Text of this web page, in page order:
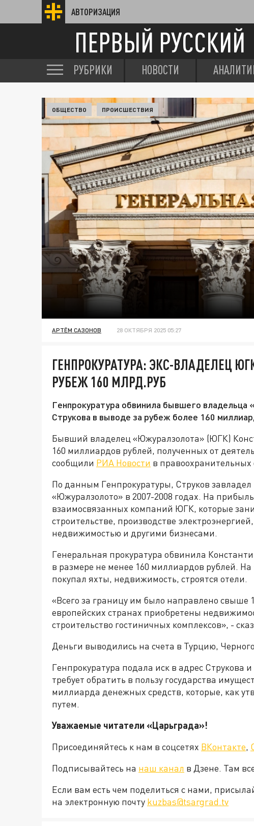
АВТОРИЗАЦИЯ
ПЕРВЫЙ РУССКИЙ
РУБРИКИ НОВОСТИ
ОБЩЕСТВО ПРОИСШЕСТВИЯ
АРТЁМ САЗОНОВ 28 ОКТЯБРЯ 2025 05:27
ГЕНПРОКУРАТУРА: ЭКС-ВЛАДЕЛЕЦ
РУБЕЖ 160 МЛРД.РУБ
Генпрокуратура обвинила бывшего
Струкова в выводе за рубеж более 160
Бывший владелец «Южуралзолота» (ЮГК)
160 миллиардов рублей, полученных от
сообщили РИА Новости в правоохранительных
По данным Генпрокуратуры, Струков
«Южуралзолото» в 2007-2008 годах. На
взаимосвязанных компаний ЮГК, которые
строительстве, производстве
недвижимостью и другими бизнесами.
Генеральная прокуратура обвинила
в размере не менее 160 миллиардов рублей.
покупал яхты, недвижимость, строятся отели.
«Всего за границу им было направлено свыше
европейских странах приобретены
строительство гостиничных комплексов», -
Деньги выводились на счета в Турцию,
Генпрокуратура подала иск в адрес Струкова
требует обратить в пользу государства
миллиарда денежных средств, которые, как
путем.
Уважаемые читатели «Царьграда»!
Присоединяйтесь к нам в соцсетях ВКонтакте,
Подписывайтесь на наш канал в Дзене. Там
Если вам есть чем поделиться с нами,
на электронную почту kuzbas@tsargrad.tv